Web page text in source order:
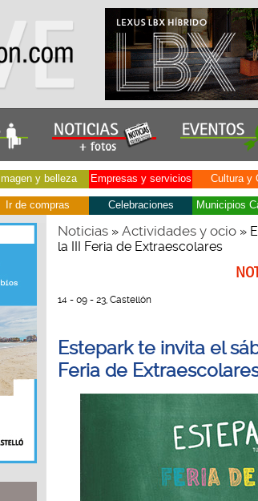
Imagen y belleza Empresas y servicios Cultura y
Ir de compras Celebraciones Municipios
Noticias» Actividades y ocio»
la III Feria de Extraescolares
14 - 09 - 23, Castellón
Estepark te invita el
Feria de